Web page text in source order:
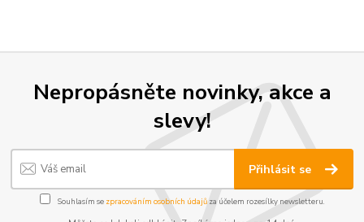
Nepropásněte novinky, akce a
slevy!
Přihlásit se
Souhlasím se zpracováním osobních údajůza účelem rozesílky newsletteru.